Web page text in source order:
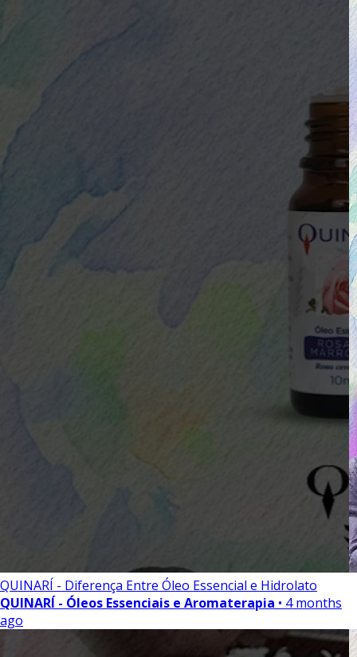
QUINARÍ - Diferença Entre Óleo Essencial e Hidrolato
QUINARÍ - Óleos Essenciais e Aromaterapia • 4 months
ago